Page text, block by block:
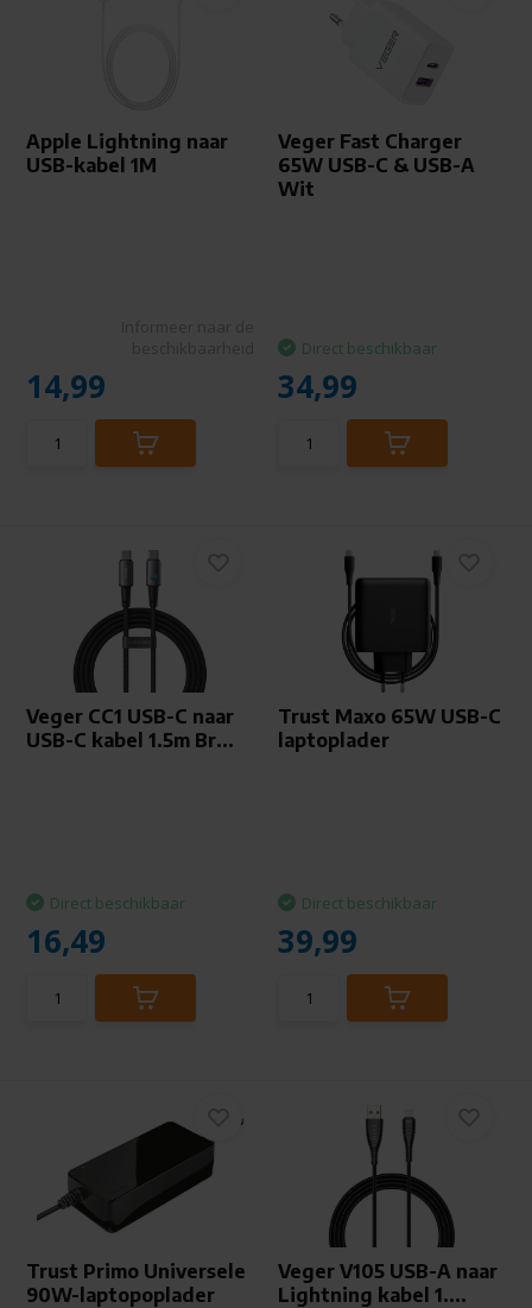
Apple Lightning naar
USB-kabel 1M
14,99
Veger Fast Charger
65W USB-C & USB-A
Wit
Direct beschikbaar
34,99
Veger CC1 USB-C naar
USB-C kabel 1.5m Br...
Direct beschikbaar
16,49
Trust Maxo 65W USB-C
laptoplader
Direct beschikbaar
39,99
Trust Primo Universele
90W-laptopoplader
Veger V105 USB-A naar
Lightning kabel 1....